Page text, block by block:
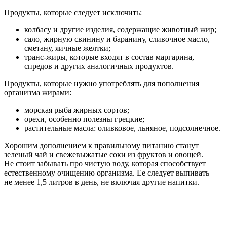
Продукты, которые следует исключить:
колбасу и другие изделия, содержащие животный жир;
сало, жирную свинину и баранину, сливочное масло,
сметану, яичные желтки;
транс-жиры, которые входят в состав маргарина,
спредов и других аналогичных продуктов.
Продукты, которые нужно употреблять для пополнения
организма жирами:
морская рыба жирных сортов;
орехи, особенно полезны грецкие;
растительные масла: оливковое, льняное, подсолнечное.
Хорошим дополнением к правильному питанию станут
зеленый чай и свежевыжатые соки из фруктов и овощей.
Не стоит забывать про чистую воду, которая способствует
естественному очищению организма. Ее следует выпивать
не менее 1,5 литров в день, не включая другие напитки.